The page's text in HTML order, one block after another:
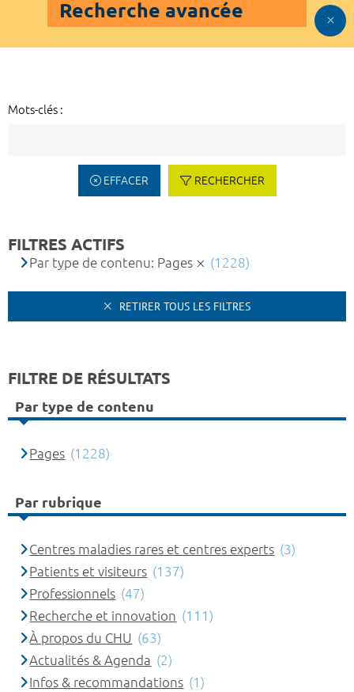
Recherche avancée
Mots-clés :
EFFACER RECHERCHER
FILTRES ACTIFS
Par type de contenu: Pages (1228)
RETIRER TOUS LES FILTRES
FILTRE DE RÉSULTATS
Par type de contenu
Pages (1228)
Par rubrique
Centres maladies rares et centres experts (3)
Patients et visiteurs (137)
Professionnels (47)
Recherche et innovation (111)
À propos du CHU (63)
Actualités & Agenda (2)
Infos & recommandations (1)